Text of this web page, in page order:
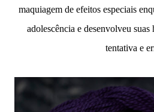
maquiagem de efeitos especiais
adolescência e desenvolveu
tentativa e